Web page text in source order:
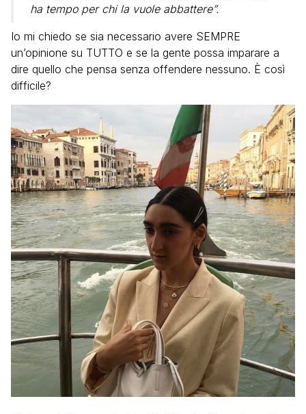
ha tempo per chi la vuole abbattere”.
Io mi chiedo se sia necessario avere SEMPRE
un’opinione su TUTTO e se la gente possa imparare a
dire quello che pensa senza offendere nessuno. È così
difficile?